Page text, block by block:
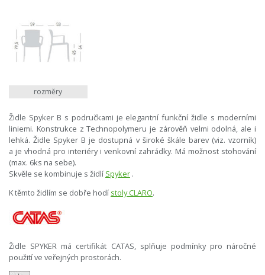
rozměry
Židle Spyker B s područkami je elegantní funkční židle s moderními
liniemi. Konstrukce z Technopolymeru je zárověň velmi odolná, ale i
lehká. Židle Spyker B je dostupná v široké škále barev (viz. vzorník)
a je vhodná pro interiéry i venkovní zahrádky. Má možnost stohování
(max. 6ks na sebe).
Skvěle se kombinuje s židlí Spyker .
K těmto židlím se dobře hodí stoly CLARO.
Židle SPYKER má certifikát CATAS, splňuje podmínky pro náročné
použití ve veřejných prostorách.